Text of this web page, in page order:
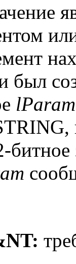
был
lParam